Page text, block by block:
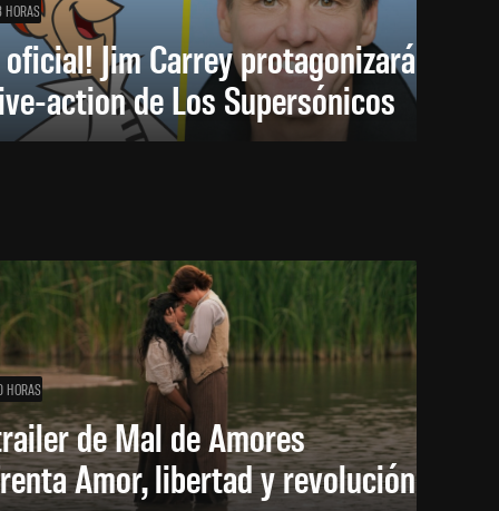
HORAS
oficial! Jim Carrey protagonizará
action de Los Supersónicos
HORAS
de Mal de Amores
Amor, libertad y revolución